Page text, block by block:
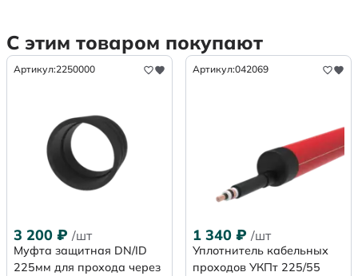
С этим товаром покупают
Артикул:2250000
3 200 ₽ /шт
Муфта защитная DN/ID
225мм для прохода через
Артикул:042069
1 340 ₽ /шт
Уплотнитель кабельных
проходов УКПт 225/55